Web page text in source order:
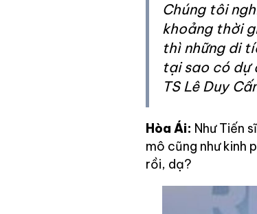
Chúng tôi
khoảng thời
thì những di
tại sao có dự
TS Lê Duy
Hòa Ái: Như Tiến
mô cũng như kinh
rồi, dạ?